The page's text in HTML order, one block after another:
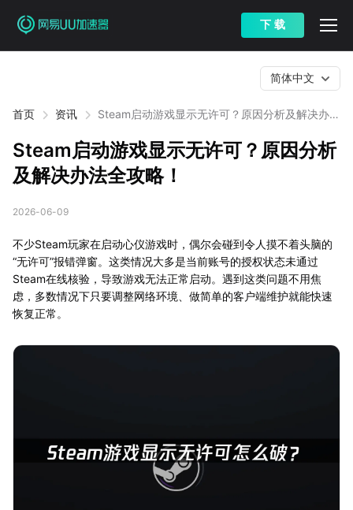
下 载
首页 资讯
Steam启动游戏显示无许可？原因分析及解决办法
简体中文
Steam启动游戏显示无许可？原因分析
及解决办法全攻略！
2026-06-09
不少Steam玩家在启动心仪游戏时，偶尔会碰到令人摸不着头脑的
“无许可”报错弹窗。这类情况大多是当前账号的授权状态未通过
Steam在线核验，导致游戏无法正常启动。遇到这类问题不用焦
虑，多数情况下只要调整网络环境、做简单的客户端维护就能快速
恢复正常。